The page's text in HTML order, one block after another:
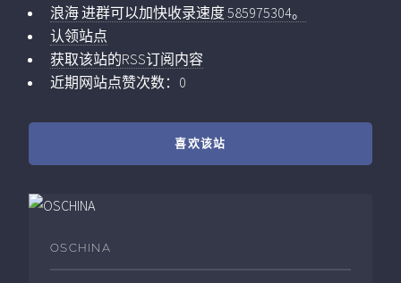
浪海 进群可以加快收录速度 585975304。
认领站点
获取该站的RSS订阅内容
近期网站点赞次数：0
喜欢该站
OSCHINA